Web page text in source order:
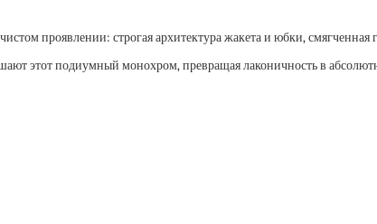
проявлении: строгая архитектура жакета и юбки, смягченная
этот подиумный монохром, превращая лаконичность в